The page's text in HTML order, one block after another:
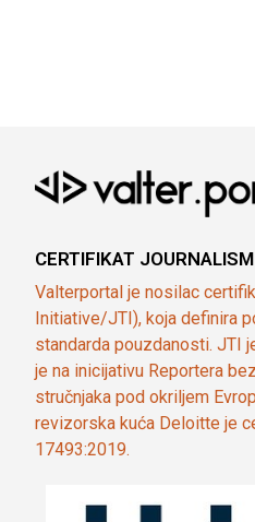
CERTIFIKAT
Valterportal je nosilac
Initiative/JTI), koja definira
standarda pouzdanosti. JTI
je na inicijativu Reportera
stručnjaka pod okriljem
revizorska kuća Deloitte je
17493:2019.